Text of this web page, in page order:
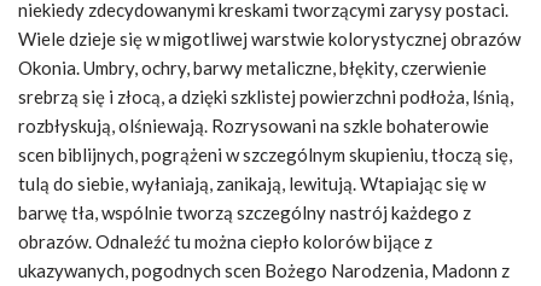
niekiedy zdecydowanymi kreskami tworzącymi zarysy postaci.
Wiele dzieje się w migotliwej warstwie kolorystycznej obrazów
Okonia. Umbry, ochry, barwy metaliczne, błękity, czerwienie
srebrzą się i złocą, a dzięki szklistej powierzchni podłoża, lśnią,
rozbłyskują, olśniewają. Rozrysowani na szkle bohaterowie
scen biblijnych, pogrążeni w szczególnym skupieniu, tłoczą się,
tulą do siebie, wyłaniają, zanikają, lewitują. Wtapiając się w
barwę tła, wspólnie tworzą szczególny nastrój każdego z
obrazów. Odnaleźć tu można ciepło kolorów bijące z
ukazywanych, pogodnych scen Bożego Narodzenia, Madonn z